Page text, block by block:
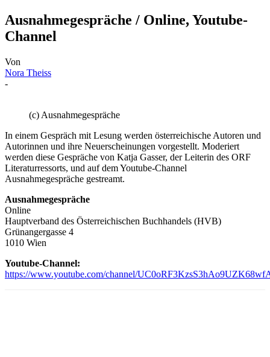
Ausnahmegespräche / Online, Youtube-
Channel
Von
Nora Theiss
-
(c) Ausnahmegespräche
In einem Gespräch mit Lesung werden österreichische Autoren und
Autorinnen und ihre Neuerscheinungen vorgestellt. Moderiert
werden diese Gespräche von Katja Gasser, der Leiterin des ORF
Literaturressorts, und auf dem Youtube-Channel
Ausnahmegespräche gestreamt.
Ausnahmegespräche
Online
Hauptverband des Österreichischen Buchhandels (HVB)
Grünangergasse 4
1010 Wien
Youtube-Channel:
https://www.youtube.com/channel/